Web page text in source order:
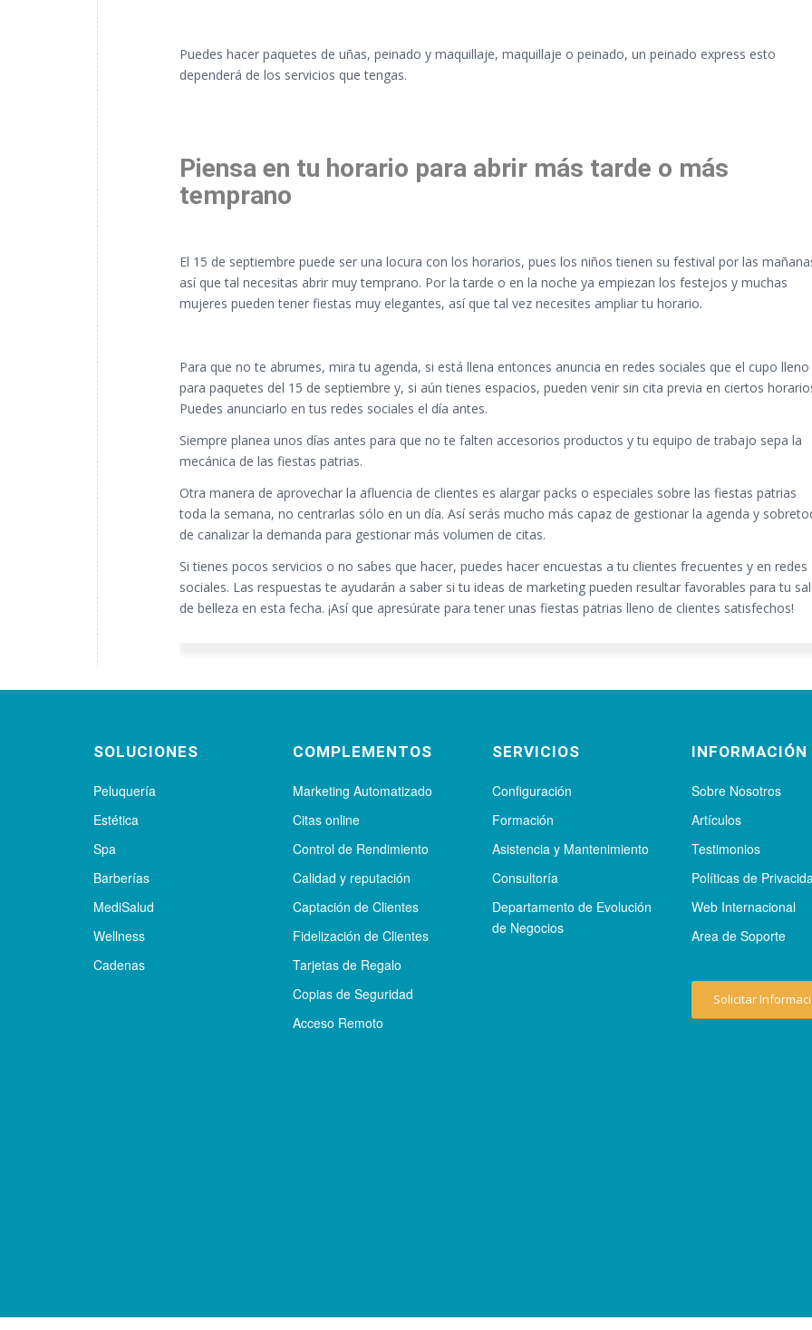
Puedes hacer paquetes de uñas, peinado y maquillaje, maquillaje o peinado, un peinado express esto
dependerá de los servicios que tengas.
Piensa en tu horario para abrir más tarde o más
temprano
El 15 de septiembre puede ser una locura con los horarios, pues los niños tienen su festival por las
así que tal necesitas abrir muy temprano. Por la tarde o en la noche ya empiezan los festejos y muchas
mujeres pueden tener fiestas muy elegantes, así que tal vez necesites ampliar tu horario.
Para que no te abrumes, mira tu agenda, si está llena entonces anuncia en redes sociales que el cupo lleno
para paquetes del 15 de septiembre y, si aún tienes espacios, pueden venir sin cita previa en ciertos
Puedes anunciarlo en tus redes sociales el día antes.
Siempre planea unos días antes para que no te falten accesorios productos y tu equipo de trabajo sepa la
mecánica de las fiestas patrias.
Otra manera de aprovechar la afluencia de clientes es alargar packs o especiales sobre las fiestas patrias
toda la semana, no centrarlas sólo en un día. Así serás mucho más capaz de gestionar la agenda y
de canalizar la demanda para gestionar más volumen de citas.
Si tienes pocos servicios o no sabes que hacer, puedes hacer encuestas a tu clientes frecuentes y en redes
sociales. Las respuestas te ayudarán a saber si tu ideas de marketing pueden resultar favorables para tu
de belleza en esta fecha. ¡Así que apresúrate para tener unas fiestas patrias lleno de clientes satisfechos!
SOLUCIONES
Peluquería
Estética
Spa
Barberías
MediSalud
Wellness
Cadenas
COMPLEMENTOS
Marketing Automatizado
Citas online
Control de Rendimiento
Calidad y reputación
Captación de Clientes
Fidelización de Clientes
Tarjetas de Regalo
Copias de Seguridad
Acceso Remoto
SERVICIOS
Configuración
Formación
Asistencia y Mantenimiento
Consultoría
Departamento de Evolución
de Negocios
INFORMACIÓN
Sobre Nosotros
Artículos
Testimonios
Políticas de
Web Internacional
Area de Soporte
Solicitar